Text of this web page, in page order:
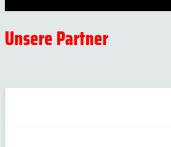
Unsere Partner